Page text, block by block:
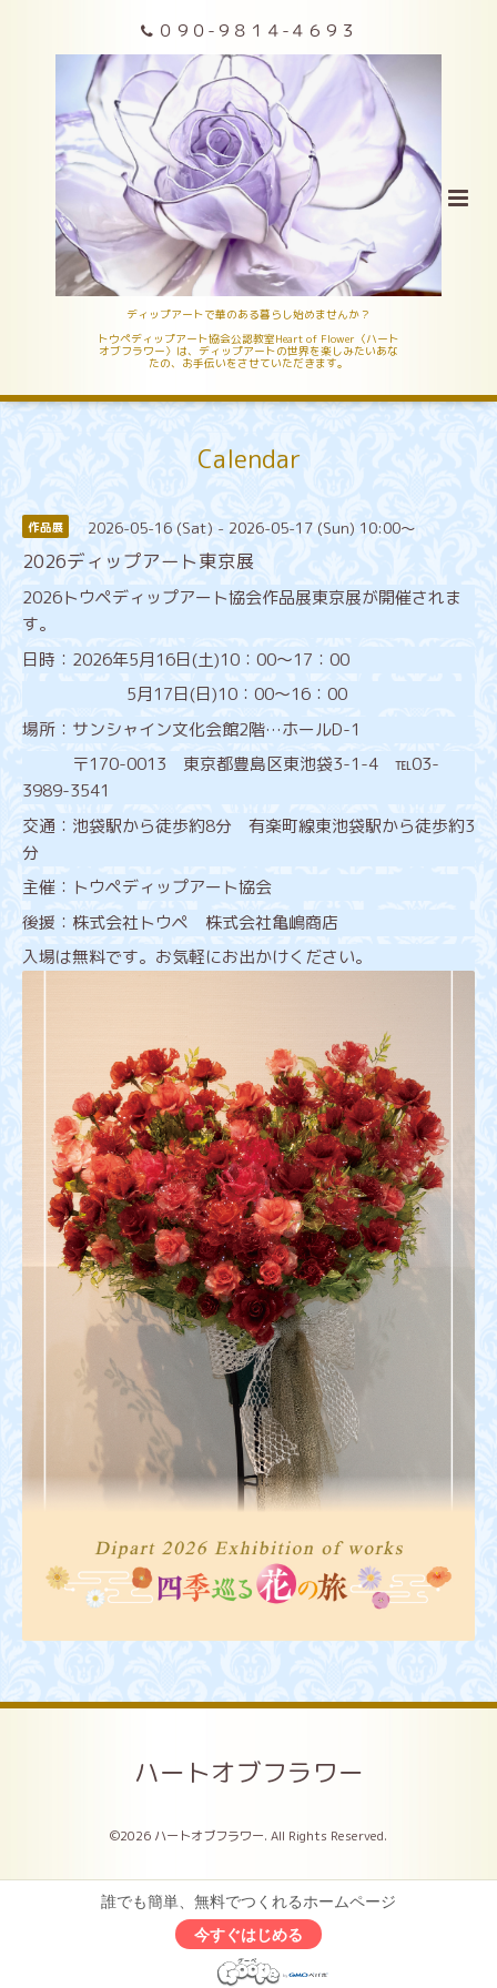
０９０-９８１４-４６９３
ディップアートで華のある暮らし始めませんか？
トウペディップアート協会公認教室Heart of Flower〈ハート
オブフラワー〉は、ディップアートの世界を楽しみたいあな
たの、お手伝いをさせていただきます。
Calendar
作品展 2026-05-16 (Sat) - 2026-05-17 (Sun) 10:00～
2026ディップアート東京展
2026トウペディップアート協会作品展東京展が開催されま
す。
日時：2026年5月16日(土)10：00～17：00
5月17日(日)10：00～16：00
場所：サンシャイン文化会館2階…ホールD-1
〒170-0013 東京都豊島区東池袋3-1-4 ℡03-
3989-3541
交通：池袋駅から徒歩約8分 有楽町線東池袋駅から徒歩約3
分
主催：トウペディップアート協会
後援：株式会社トウペ 株式会社亀嶋商店
入場は無料です。お気軽にお出かけください。
ハートオブフラワー
©2026 ハートオブフラワー. All Rights Reserved.
誰でも簡単、無料でつくれるホームページ
今すぐはじめる